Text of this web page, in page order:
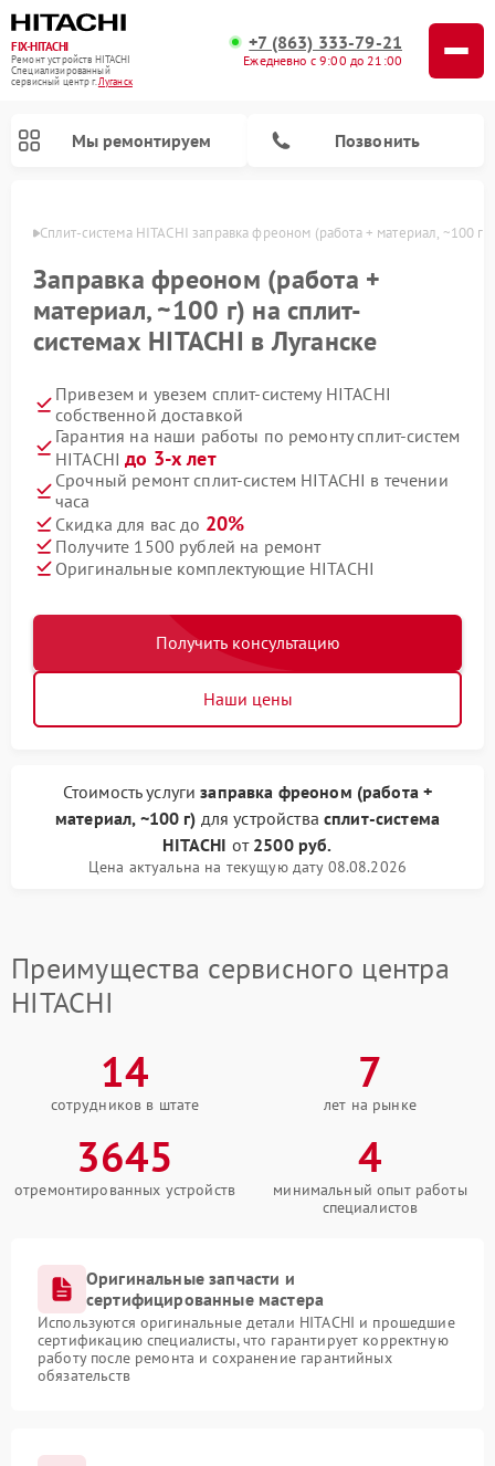
FIX-HITACHI
Ремонт устройств HITACHI
Специализированный
cервисный центр г.Луганск
+7 (863) 333-79-21
Ежедневно с 9:00 до 21:00
Мы ремонтируем Позвонить
Сплит-система HITACHI заправка фреоном (работа + материал, ~100 г)
Заправка фреоном (работа +
материал, ~100 г) на сплит-
системах HITACHI в Луганске
Привезем и увезем сплит-систему HITACHI
собственной доставкой
Гарантия на наши работы по ремонту сплит-систем
HITACHIдо 3-х лет
Срочный ремонт сплит-систем HITACHI в течении
часа
Скидка для вас до 20%
Получите 1500 рублей на ремонт
Оригинальные комплектующие HITACHI
Получить консультацию
Наши цены
Стоимость услугизаправка фреоном (работа +
материал, ~100 г) для устройства сплит-система
HITACHI от 2500 руб.
Цена актуальна на текущую дату 08.08.2026
Преимущества сервисного центра
HITACHI
14
сотрудников в штате
7
лет на рынке
3645
отремонтированных устройств
4
минимальный опыт работы
специалистов
Оригинальные запчасти и
сертифицированные мастера
Используются оригинальные детали HITACHI и прошедшие
сертификацию специалисты, что гарантирует корректную
работу после ремонта и сохранение гарантийных
обязательств